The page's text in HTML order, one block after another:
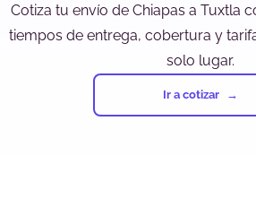
Cotiza tu envío de Chiapas a Tuxtla
tiempos de entrega, cobertura y
solo lugar.
Ir a cotizar